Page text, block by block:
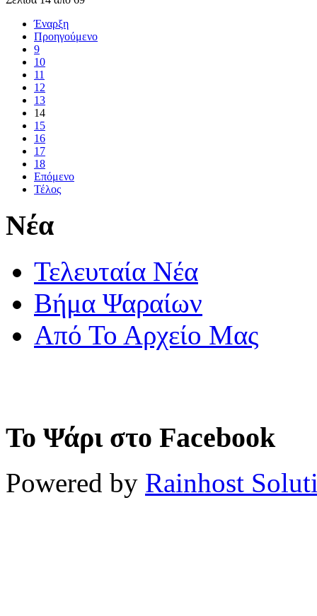
Έναρξη
Προηγούμενο
9
10
11
12
13
14
15
16
17
18
Επόμενο
Τέλος
Νέα
Τελευταία Νέα
Βήμα Ψαραίων
Από Το Αρχείο Μας
Το Ψάρι στο Facebook
Powered by Rainhost